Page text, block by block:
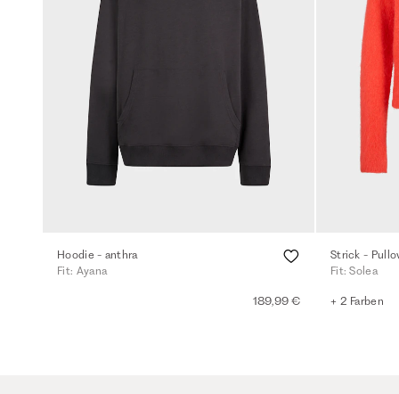
Hoodie - anthra
Fit: Ayana
189,99 €
Strick -
Fit: Solea
+ 2 Farben